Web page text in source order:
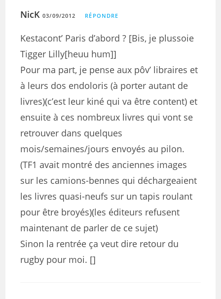
NicK 03/09/2012 RÉPONDRE
Kestacont’ Paris d’abord ? [Bis, je plussoie
Tigger Lilly[heuu hum]]
Pour ma part, je pense aux pôv’ libraires et
à leurs dos endoloris (à porter autant de
livres)(c’est leur kiné qui va être content) et
ensuite à ces nombreux livres qui vont se
retrouver dans quelques
mois/semaines/jours envoyés au pilon.
(TF1 avait montré des anciennes images
sur les camions-bennes qui déchargeaient
les livres quasi-neufs sur un tapis roulant
pour être broyés)(les éditeurs refusent
maintenant de parler de ce sujet)
Sinon la rentrée ça veut dire retour du
rugby pour moi. []